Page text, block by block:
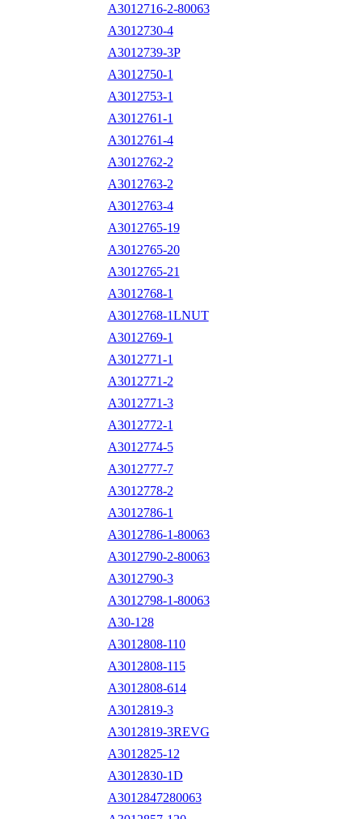
A3012716-2-80063
A3012730-4
A3012739-3P
A3012750-1
A3012753-1
A3012761-1
A3012761-4
A3012762-2
A3012763-2
A3012763-4
A3012765-19
A3012765-20
A3012765-21
A3012768-1
A3012768-1LNUT
A3012769-1
A3012771-1
A3012771-2
A3012771-3
A3012772-1
A3012774-5
A3012777-7
A3012778-2
A3012786-1
A3012786-1-80063
A3012790-2-80063
A3012790-3
A3012798-1-80063
A30-128
A3012808-110
A3012808-115
A3012808-614
A3012819-3
A3012819-3REVG
A3012825-12
A3012830-1D
A3012847280063